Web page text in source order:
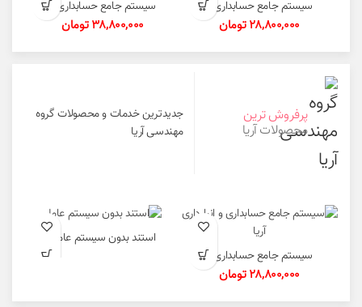
سیستم جامع حسابداری و
انبارداری آریا
28,800,000 تومان
سیستم جامع حسابداری و
انبارداری تولید آریا
38,800,000 تومان
پرفروش ترین
محصولات آریا
جدیدترین خدمات و محصولات گروه
مهندسی آریا
سیستم جامع حسابداری و
انبارداری آریا
28,800,000 تومان
استند بدون سیستم عامل